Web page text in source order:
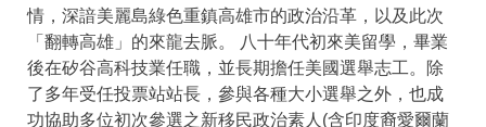
情，深諳美麗島綠色重鎮高雄市的政治沿革，以及此次
「翻轉高雄」的來龍去脈。 八十年代初來美留學，畢業
後在矽谷高科技業任職，並長期擔任美國選舉志工。除
了多年受任投票站站長，參與各種大小選舉之外，也成
功協助多位初次參選之新移民政治素人(含印度裔愛爾蘭